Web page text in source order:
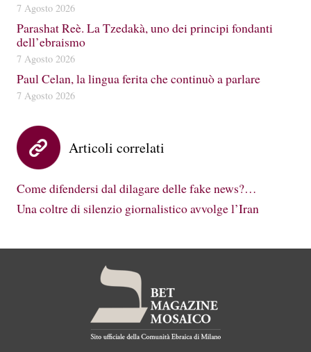
7 Agosto 2026
Parashat Reè. La Tzedakà, uno dei principi fondanti
dell’ebraismo
7 Agosto 2026
Paul Celan, la lingua ferita che continuò a parlare
7 Agosto 2026
Articoli correlati
Come difendersi dal dilagare delle fake news?…
Una coltre di silenzio giornalistico avvolge l’Iran